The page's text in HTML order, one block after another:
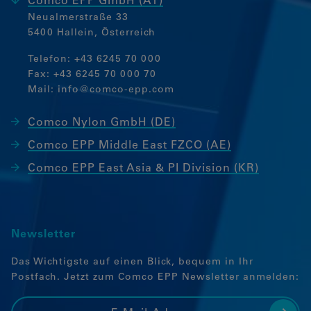
Neualmerstraße 33
5400 Hallein, Österreich
Telefon: +43 6245 70 000
Fax: +43 6245 70 000 70
Mail: info@comco-epp.com
Comco Nylon GmbH (DE)
Comco EPP Middle East FZCO (AE)
Comco EPP East Asia & PI Division (KR)
Newsletter
Das Wichtigste auf einen Blick, bequem in Ihr
Postfach. Jetzt zum Comco EPP Newsletter anmelden:
Marketing
Marketing Cookies werden von
Drittanbietern oder Publishern
verwendet, um personalisierte Werbung
verfolgen.
Google Tag Manager
akzeptiert werden, bedarf der Zugriff auf
Zustimmung mehr.